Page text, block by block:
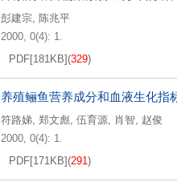
彭建宗, 陈兆平
2000, 0(4): 1.
PDF[181KB](329)
养殖鲡鱼营养成分和血液生化指
符路娣, 郑文彪, 伍育源, 肖智, 赵俊
2000, 0(4): 1.
PDF[171KB](291)